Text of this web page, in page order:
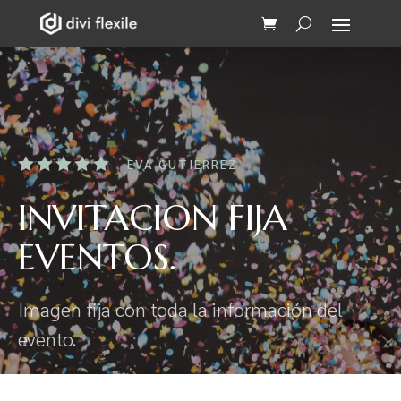
 EVA GUTIERREZ
INVITACION FIJA
EVENTOS.
Imagen fija con toda la información del
evento.